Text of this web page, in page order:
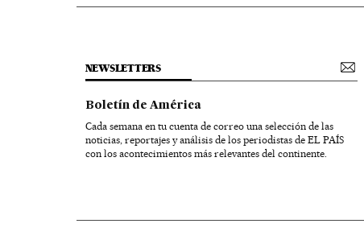
NEWSLETTERS
Boletín de América
Cada semana en tu cuenta de correo una selección de las
noticias, reportajes y análisis de los periodistas de EL PAÍS
con los acontecimientos más relevantes del continente.